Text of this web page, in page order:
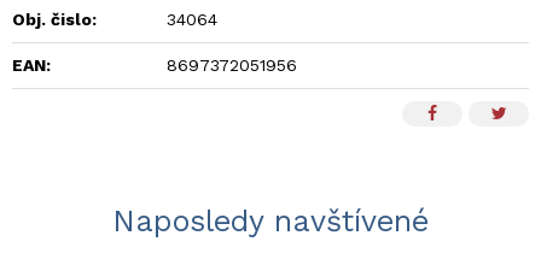
Obj. čislo: 34064
EAN: 8697372051956
Naposledy navštívené